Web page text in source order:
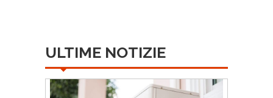
ULTIME NOTIZIE